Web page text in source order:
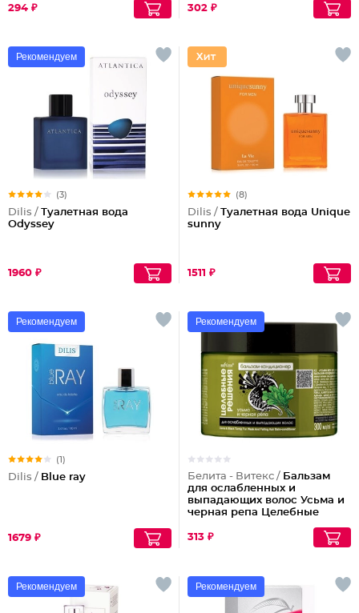
294 ₽
302 ₽
Рекомендуем
(3)
Dilis / Туалетная вода
Odyssey
1960 ₽
(8)
Dilis / Туалетная вода Unique
sunny
1511 ₽
Рекомендуем
(1)
Dilis / Blue ray
1679 ₽
Рекомендуем
Белита - Витекс / Бальзам
для ослабленных и
выпадающих волос Усьма и
черная репа Целебные
313 ₽
Рекомендуем Рекомендуем